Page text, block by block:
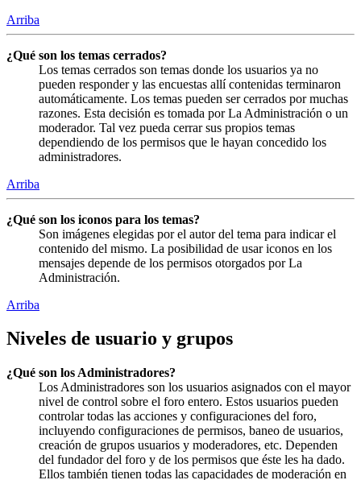
Arriba
¿Qué son los temas cerrados?
Los temas cerrados son temas donde los usuarios ya no
pueden responder y las encuestas allí contenidas terminaron
automáticamente. Los temas pueden ser cerrados por muchas
razones. Esta decisión es tomada por La Administración o un
moderador. Tal vez pueda cerrar sus propios temas
dependiendo de los permisos que le hayan concedido los
administradores.
Arriba
¿Qué son los iconos para los temas?
Son imágenes elegidas por el autor del tema para indicar el
contenido del mismo. La posibilidad de usar iconos en los
mensajes depende de los permisos otorgados por La
Administración.
Arriba
Niveles de usuario y grupos
¿Qué son los Administradores?
Los Administradores son los usuarios asignados con el mayor
nivel de control sobre el foro entero. Estos usuarios pueden
controlar todas las acciones y configuraciones del foro,
incluyendo configuraciones de permisos, baneo de usuarios,
creación de grupos usuarios y moderadores, etc. Dependen
del fundador del foro y de los permisos que éste les ha dado.
Ellos también tienen todas las capacidades de moderación en